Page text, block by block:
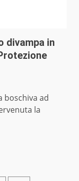
divampa in
boschiva ad
la